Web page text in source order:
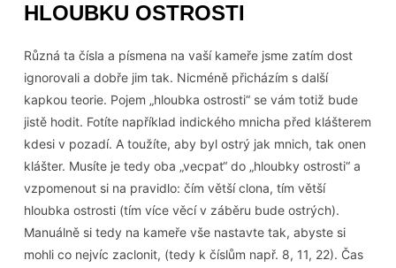
HLOUBKU OSTROSTI
Různá ta čísla a písmena na vaší kameře jsme zatím dost
ignorovali a dobře jim tak. Nicméně přicházím s další
kapkou teorie. Pojem „hloubka ostrosti“ se vám totiž bude
jistě hodit. Fotíte například indického mnicha před klášterem
kdesi v pozadí. A toužíte, aby byl ostrý jak mnich, tak onen
klášter. Musíte je tedy oba „vecpat“ do „hloubky ostrosti“ a
vzpomenout si na pravidlo: čím větší clona, tím větší
hloubka ostrosti (tím více věcí v záběru bude ostrých).
Manuálně si tedy na kameře vše nastavte tak, abyste si
mohli co nejvíc zaclonit, (tedy k číslům např. 8, 11, 22). Čas